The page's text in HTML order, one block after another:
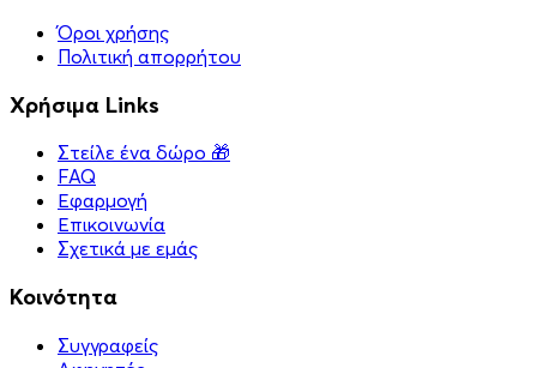
Όροι χρήσης
Πολιτική απορρήτου
Χρήσιμα Links
Στείλε ένα δώρο 🎁
FAQ
Εφαρμογή
Επικοινωνία
Σχετικά με εμάς
Κοινότητα
Συγγραφείς